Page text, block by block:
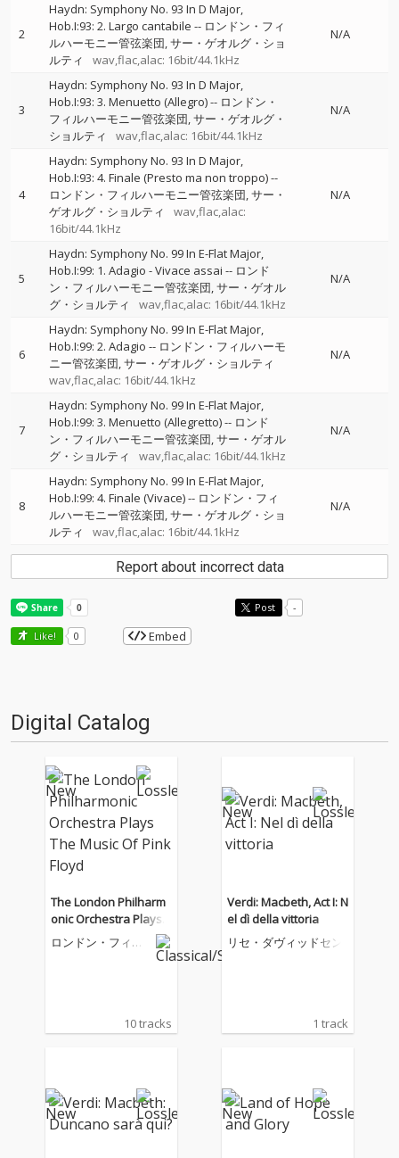
2
Haydn: Symphony No. 93 In D Major,
Hob.I:93: 2. Largo cantabile -- ロンドン・フィ
ルハーモニー管弦楽団 サー・ゲオルグ・ショ
ルティ
wav,flac,alac: 16bit/44.1kHz
N/A
3
Haydn: Symphony No. 93 In D Major,
Hob.I:93: 3. Menuetto (Allegro)-- ロンドン・
フィルハーモニー管弦楽団 サー・ゲオルグ・
ショルティ
wav,flac,alac: 16bit/44.1kHz
N/A
4
Haydn: Symphony No. 93 In D Major,
Hob.I:93: 4. Finale (Presto ma non troppo)--
ロンドン・フィルハーモニー管弦楽団 サー・
ゲオルグ・ショルティ
wav,flac,alac:
16bit/44.1kHz
N/A
5
Haydn: Symphony No. 99 In E-Flat Major,
Hob.I:99: 1. Adagio - Vivace assai -- ロンド
ン・フィルハーモニー管弦楽団 サー・ゲオル
グ・ショルティ
wav,flac,alac: 16bit/44.1kHz
N/A
6
Haydn: Symphony No. 99 In E-Flat Major,
Hob.I:99: 2. Adagio -- ロンドン・フィルハーモ
ニー管弦楽団 サー・ゲオルグ・ショルティ
wav,flac,alac: 16bit/44.1kHz
N/A
7
Haydn: Symphony No. 99 In E-Flat Major,
Hob.I:99: 3. Menuetto (Allegretto)-- ロンド
ン・フィルハーモニー管弦楽団 サー・ゲオル
グ・ショルティ
wav,flac,alac: 16bit/44.1kHz
N/A
8
Haydn: Symphony No. 99 In E-Flat Major,
Hob.I:99: 4. Finale (Vivace)-- ロンドン・フィ
ルハーモニー管弦楽団 サー・ゲオルグ・ショ
ルティ
wav,flac,alac: 16bit/44.1kHz
N/A
Report about incorrect data
Post -
Like! 0 Embed
Digital Catalog
The London Philharm
onic Orchestra Plays T
he Music Of Pink Floyd
ロンドン・フィル
10 tracks
Verdi: Macbeth, Act I: N
el dì della vittoria
リセ・ダヴィッドセン
1 track